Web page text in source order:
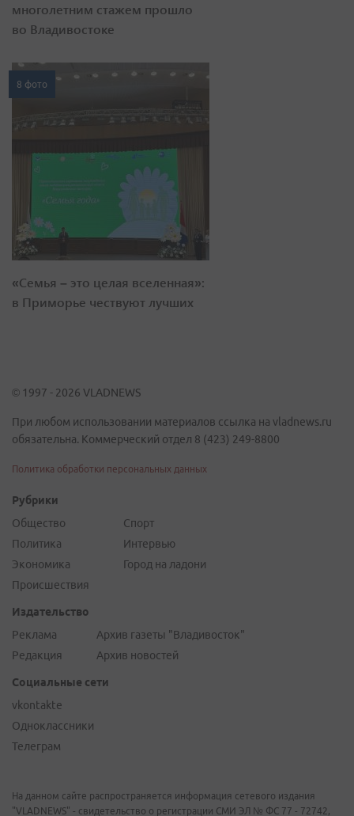
многолетним стажем прошло
во Владивостоке
8 фото
«Семья – это целая вселенная»:
в Приморье чествуют лучших
© 1997 - 2026 VLADNEWS
При любом использовании материалов ссылка на vladnews.ru
обязательна. Коммерческий отдел 8 (423) 249-8800
Политика обработки персональных данных
Рубрики
Общество
Политика
Экономика
Происшествия
Спорт
Интервью
Город на ладони
Издательство
Реклама
Редакция
Архив газеты "Владивосток"
Архив новостей
Социальные сети
vkontakte
Одноклассники
Телеграм
На данном сайте распространяется информация сетевого издания
"VLADNEWS" - свидетельство о регистрации СМИ ЭЛ № ФС 77 - 72742,